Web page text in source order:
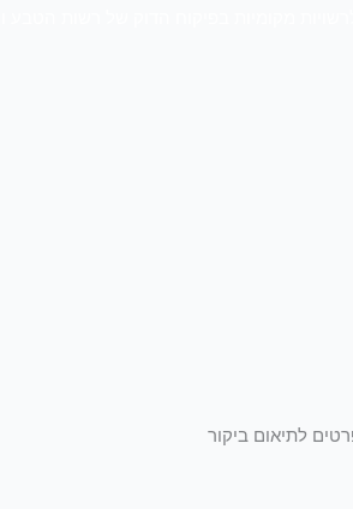
לתיאום ביקור